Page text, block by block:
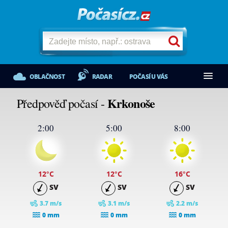
OBLAČNOST RADAR POČASÍ U VÁS
Předpověď počasí -Krkonoše
2:00
12°C
SV
3.7 m/s
0 mm
5:00
12°C
SV
3.1 m/s
0 mm
8:00
16°C
SV
2.2 m/s
0 mm